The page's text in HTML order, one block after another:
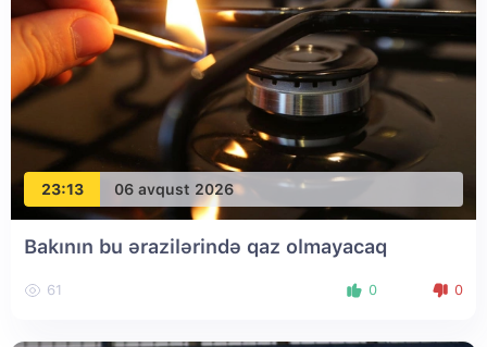
23:13 06 avqust 2026
Bakının bu ərazilərində qaz olmayacaq
61 0 0